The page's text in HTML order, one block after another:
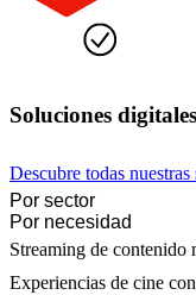
Soluciones
Descubre todas
Por sector
Por necesidad
Streaming de contenido
Experiencias de cine